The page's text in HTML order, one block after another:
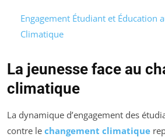
Engagement Étudiant et Éducation
Climatique
La jeunesse face au
climatique
La dynamique d’engagement des
contre le changement climatique